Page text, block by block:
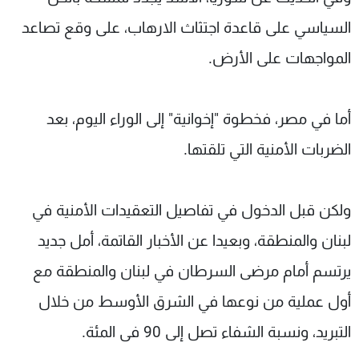
السياسي على قاعدة اجتثاث الارهاب، على وقع تصاعد
المواجهات على الأرض.
أما في مصر، فخطوة "إخوانية" إلى الوراء اليوم، بعد
الضربات الأمنية التي تلقتها.
ولكن قبل الدخول في تفاصيل التعقيدات الأمنية في
لبنان والمنطقة، وبعيدا عن الأخبار القاتمة، أمل جديد
يرتسم أمام مرضى السرطان في لبنان والمنطقة مع
أول عملية من نوعها في الشرق الأوسط من خلال
التبريد، ونسبة الشفاء تصل إلى 90 في المئة.